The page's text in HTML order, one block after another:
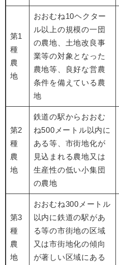
第1
種
農
地
おおむね10ヘクター
ル以上の規模の一団
の農地、土地改良事
業等の対象となった
農地等、良好な営農
条件を備えている農
地
第2
種
農
地
鉄道の駅からおおむ
ね500メートル以内に
ある等、市街地化が
見込まれる農地又は
生産性の低い小集団
の農地
第3
種
農
地
おおむね300メートル
以内に鉄道の駅があ
る等の市街地の区域
又は市街地化の傾向
が著しい区域にある